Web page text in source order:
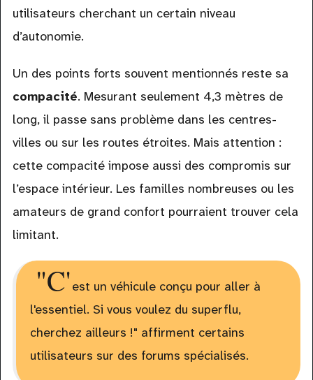
utilisateurs cherchant un certain niveau
d’autonomie.
Un des points forts souvent mentionnés reste sa
compacité. Mesurant seulement 4,3 mètres de
long, il passe sans problème dans les centres-
villes ou sur les routes étroites. Mais attention :
cette compacité impose aussi des compromis sur
l’espace intérieur. Les familles nombreuses ou les
amateurs de grand confort pourraient trouver cela
limitant.
"C'est un véhicule conçu pour aller à
l'essentiel. Si vous voulez du superflu,
cherchez ailleurs !" affirment certains
utilisateurs sur des forums spécialisés.